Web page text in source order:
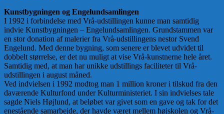
Kunstbygningen og Engelundsamlingen
I 1992 i forbindelse med Vrå-udstillingen kunne man samtidig
indvie Kunstbygningen – Engelundsamlingen. Grundstammen var
en stor donation af malerier fra Vrå-udstillingens nestor Svend
Engelund. Med denne bygning, som senere er blevet udvidet til
dobbelt størrelse, er det nu muligt at vise Vrå-kunstnerne hele året.
Samtidig med, at man har unikke udstillings faciliteter til Vrå-
udstillingen i august måned.
Ved indvielsen i 1992 modtog man 1 million kroner i tilskud fra den
daværende Kulturfond under Kulturministeriet. I sin indvielses tale
sagde Niels Højlund, at beløbet var givet som en gave og tak for det
enestående samarbejde, der havde været mellem højskolen og Vrå-